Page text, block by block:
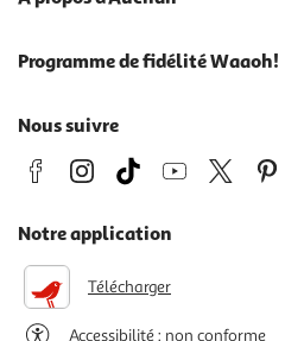
Programme de fidélité Waaoh!
Nous suivre
Notre application
Télécharger
Accessibilité : non conforme